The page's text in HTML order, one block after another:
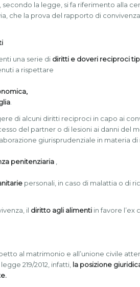
la legge, si fa riferimento alla
che la prova del rapporto di
una serie di diritti e doveri reciproci
a rispettare
.
di alcuni diritti reciproci in capo ai
del partner o di lesioni ai danni del
giurisprudenziale in materia di
penitenziaria ,
personali, in caso di malattia o di
il diritto agli alimenti in favore l’ex
al matrimonio e all’unione civile
219/2012, infatti, la posizione